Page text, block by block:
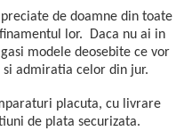
de doamne din toate
lor. Daca nu ai in
modele deosebite ce vor
admiratia celor din jur.
placuta, cu livrare
de plata securizata.